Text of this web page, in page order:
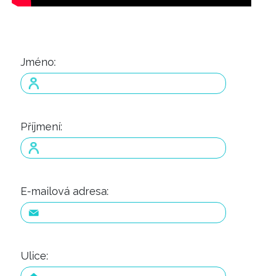
INFORMACE
Jméno:
Příjmení:
E-mailová adresa:
Ulice: